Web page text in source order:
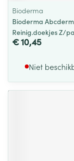
Bioderma
Bioderma
Reinig.doekjes Z/
€ 10,45
Niet